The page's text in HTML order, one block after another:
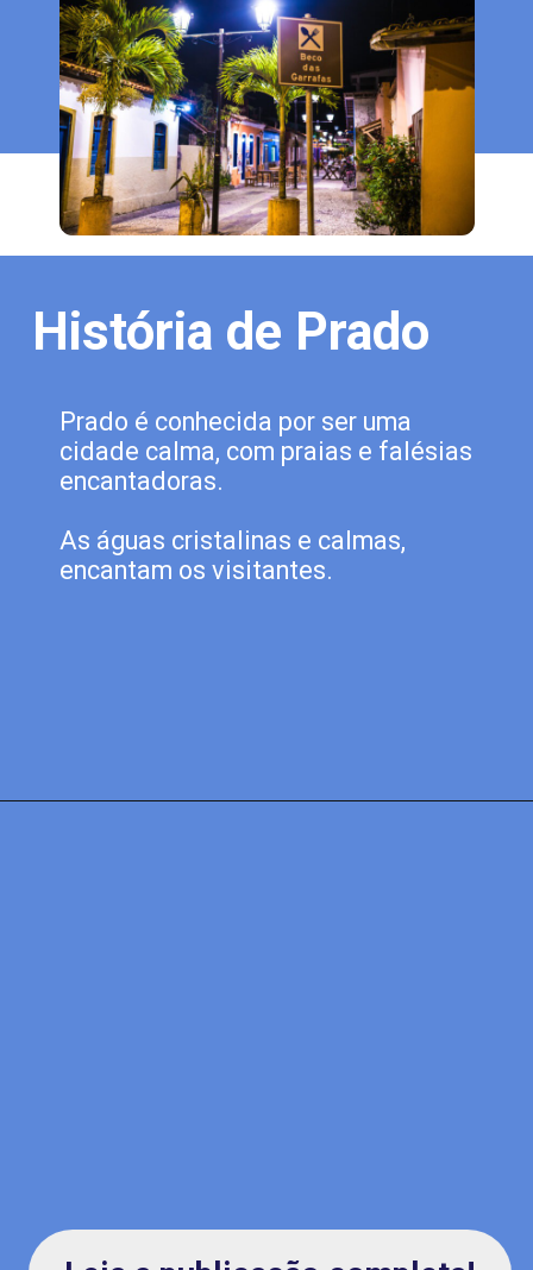
História de Prado
Prado é conhecida por ser uma
cidade calma, com praias e falésias
encantadoras.
As águas cristalinas e calmas,
encantam os visitantes.